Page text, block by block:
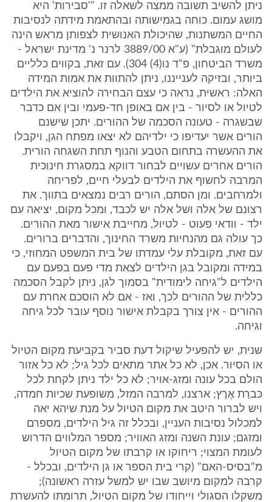
ניתן להשיב תשובה ממצה לשאלה זו. "'סבירות' היא
מושג עמום. כוחה בגמישותה ובהתאמת מידתה לנסיבות
החיים המשתנות, שהיכולת האנושית לצפותן מראש הינה
לעולם מוגבלת" (ע"א 3889/00 לרנר נ' מדינת ישראל -
משרד הביטחון, פ"ד נו(4) 304). עם זאת, בקווים כלליים
ביותר, ובזיקה לענייננו, ניתן להתוות את אמות המידה
האלה: ראשית, נראה כי עצם הבחירה להוציא את הילדים
לטיול או לסיור - בין אם באופן חד-פעמי ובין אם כדבר
שבשגרה - טעונה הסכמה של ההורים. יתכן שישנם
הורים אשר יעדיפו כי ילדיהם לא יצאו מפתח הגן, ויקבלו
את ההעשרה בתחום הטבע והנוף תחת השגחה הורית.
הורים אחרים עשויים לבחור דווקא במסגרת חינוכית
המרבה לחשוף את הילדים לבעלי חיים, לפריחה
ולמרחבים. ומן הסתם, הורים רבים נמצאים בתווך. את
רצונם של אלה ושל אלה יש לכבד, ומכל מקום, יציאה עם
ילד - וודאי פעוט - לטיול, מחייבת אישור מאת ההורים.
כך עולה גם מהנחיות משרד החינוך, והדברים ברורים.
עם זאת, מקובלת עלי עמדתו של בית המשפט המחוזי, כי
במידה ומקובל בגן הילדים לצאת מדי פעם בפעם עם
הילדים ל"גיחה לימודית" בסמוך לגן, ניתן לקבל הסכמה
כללית של ההורים לכך, ואז - אם לא הוסכם אחרת עם
ההורים - אין צורך בקבלת אישור נוסף עובר לכל גיחה
וגיחה.
שנית, יש להפעיל שיקול דעת סביר בקביעת מקום הטיול
או הסיור. אכן, לא כל אתר מתאים לכל גיל; לא כל אזור
הולם בכל עונה ומזג-אויר; לא כל ילד ניתן לקחת לכל
כּברַת אֶרֶץ; ארצנו, למרבה המזל, משופעת שכיות חמדה,
ויש לברור היטב את מקום הטיול על מנת שיהא יאה
למכלול נסיבות העניין, ובכלל זה גיל הילדים, מספרם
ומזגם; עונת השנה ומזג האוויר; מספר המלווים הדרוש
לעומת המצוי; ריחוקו או קרבתו של מקום הטיול
מ"בסיס-האם" (קרי בית הספר או גן הילדים, ובכלל -
קרבה למקום מיושב שבו יש למשל עזרה ראשונה);
משקלו הסגולי וייחודו של מקום הטיול, תרומתו להעשרת